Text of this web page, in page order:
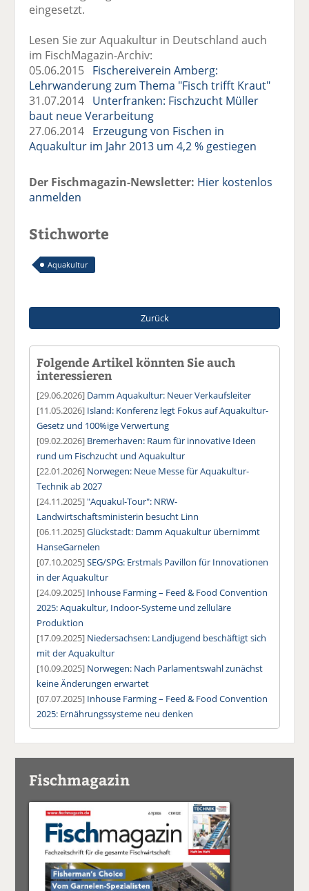
eingesetzt.
Lesen Sie zur Aquakultur in Deutschland auch
im FischMagazin-Archiv:
05.06.2015 Fischereiverein Amberg:
Lehrwanderung zum Thema "Fisch trifft Kraut"
31.07.2014 Unterfranken: Fischzucht Müller
baut neue Verarbeitung
27.06.2014 Erzeugung von Fischen in
Aquakultur im Jahr 2013 um 4,2 % gestiegen
Der Fischmagazin-Newsletter: Hier kostenlos
anmelden
Stichworte
Aquakultur
Zurück
Folgende Artikel könnten Sie auch
interessieren
[29.06.2026] Damm Aquakultur: Neuer Verkaufsleiter
[11.05.2026] Island: Konferenz legt Fokus auf Aquakultur-
Gesetz und 100%ige Verwertung
[09.02.2026] Bremerhaven: Raum für innovative Ideen
rund um Fischzucht und Aquakultur
[22.01.2026] Norwegen: Neue Messe für Aquakultur-
Technik ab 2027
[24.11.2025]"Aquakul-Tour": NRW-
Landwirtschaftsministerin besucht Linn
[06.11.2025]Glückstadt: Damm Aquakultur übernimmt
HanseGarnelen
[07.10.2025]SEG/SPG: Erstmals Pavillon für Innovationen
in der Aquakultur
[24.09.2025] Inhouse Farming – Feed & Food Convention
2025: Aquakultur, Indoor-Systeme und zelluläre
Produktion
[17.09.2025] Niedersachsen: Landjugend beschäftigt sich
mit der Aquakultur
[10.09.2025] Norwegen: Nach Parlamentswahl zunächst
keine Änderungen erwartet
[07.07.2025] Inhouse Farming – Feed & Food Convention
2025: Ernährungssysteme neu denken
Fischmagazin